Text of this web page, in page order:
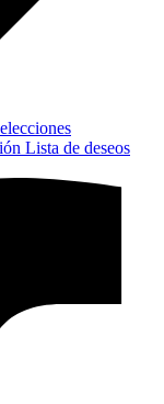
Lista de deseos